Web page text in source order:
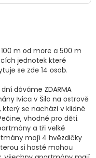
m od more a 500 m
jednotek které
se zde 14 osob.
dáváme ZDARMA
Ivica v Šilo na ostrově
se nachází v klidné
vhodné pro děti.
a tři velké
mají 4 hvězdičky
si hosté mohou